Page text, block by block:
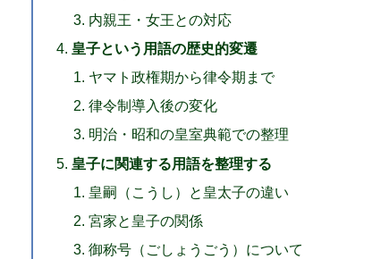
内親王・女王との対応
皇子という用語の歴史的変遷
ヤマト政権期から律令期まで
律令制導入後の変化
明治・昭和の皇室典範での整理
皇子に関連する用語を整理する
皇嗣（こうし）と皇太子の違い
宮家と皇子の関係
御称号（ごしょうごう）について